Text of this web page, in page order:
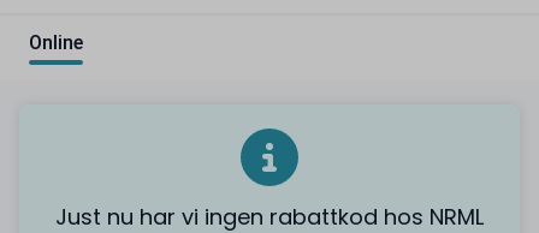
Online
Just nu har vi ingen rabattkod hos NRML